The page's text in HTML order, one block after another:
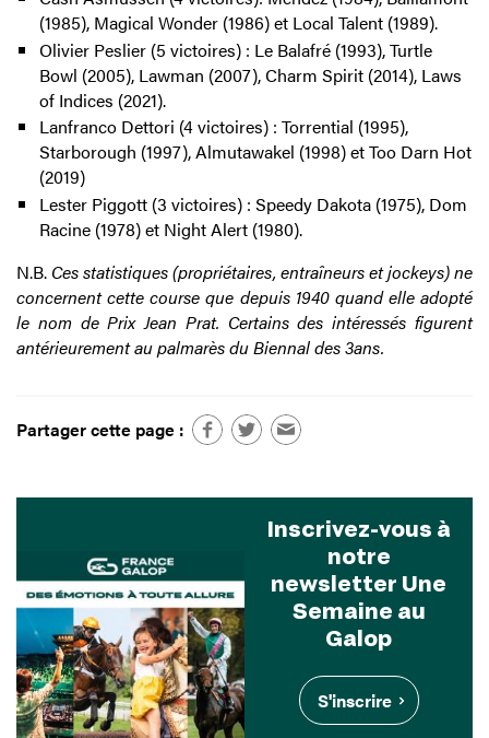
(1985), Magical Wonder (1986) et Local Talent (1989).
Olivier Peslier (5 victoires) : Le Balafré (1993), Turtle
Bowl (2005), Lawman (2007), Charm Spirit (2014), Laws
of Indices (2021).
Lanfranco Dettori (4 victoires) : Torrential (1995),
Starborough (1997), Almutawakel (1998) et Too Darn Hot
(2019)
Lester Piggott (3 victoires) : Speedy Dakota (1975), Dom
Racine (1978) et Night Alert (1980).
N.B. Ces statistiques (propriétaires, entraîneurs et jockeys) ne
concernent cette course que depuis 1940 quand elle adopté
le nom de Prix Jean Prat. Certains des intéressés figurent
antérieurement au palmarès du Biennal des 3ans.
Partager cette page :
Inscrivez-vous à
notre
newsletter Une
Semaine au
Galop
S'inscrire